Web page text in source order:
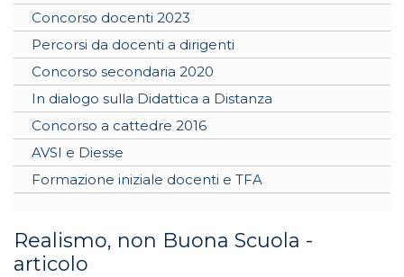
Concorso docenti 2023
Percorsi da docenti a dirigenti
Concorso secondaria 2020
In dialogo sulla Didattica a Distanza
Concorso a cattedre 2016
AVSI e Diesse
Formazione iniziale docenti e TFA
Realismo, non Buona Scuola -
articolo